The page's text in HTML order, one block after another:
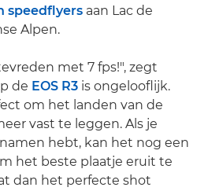
speedflyers aan Lac de
Alpen.
met 7 fps!", zegt
de EOS R3 is ongelooflijk.
om het landen van de
vast te leggen. Als je
hebt, kan het nog een
het beste plaatje eruit te
dan het perfecte shot